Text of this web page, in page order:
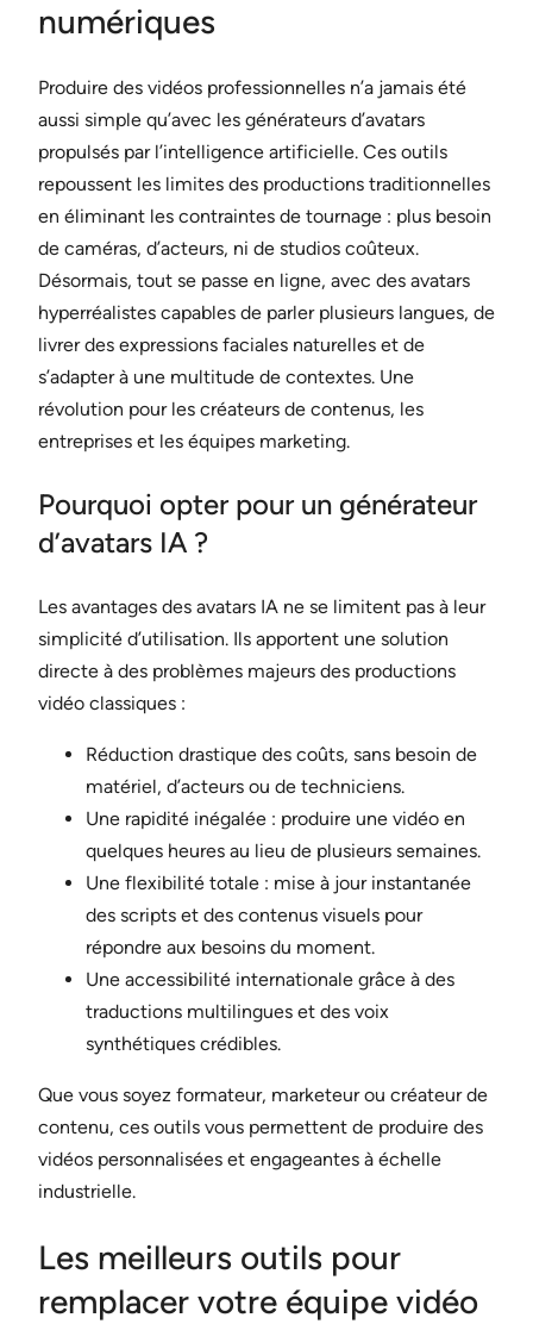
numériques
Produire des vidéos professionnelles n’a jamais été
aussi simple qu’avec les générateurs d’avatars
propulsés par l’intelligence artificielle. Ces outils
repoussent les limites des productions traditionnelles
en éliminant les contraintes de tournage : plus besoin
de caméras, d’acteurs, ni de studios coûteux.
Désormais, tout se passe en ligne, avec des avatars
hyperréalistes capables de parler plusieurs langues, de
livrer des expressions faciales naturelles et de
s’adapter à une multitude de contextes. Une
révolution pour les créateurs de contenus, les
entreprises et les équipes marketing.
Pourquoi opter pour un générateur
d’avatars IA ?
Les avantages des avatars IA ne se limitent pas à leur
simplicité d’utilisation. Ils apportent une solution
directe à des problèmes majeurs des productions
vidéo classiques :
Réduction drastique des coûts, sans besoin de
matériel, d’acteurs ou de techniciens.
Une rapidité inégalée : produire une vidéo en
quelques heures au lieu de plusieurs semaines.
Une flexibilité totale : mise à jour instantanée
des scripts et des contenus visuels pour
répondre aux besoins du moment.
Une accessibilité internationale grâce à des
traductions multilingues et des voix
synthétiques crédibles.
Que vous soyez formateur, marketeur ou créateur de
contenu, ces outils vous permettent de produire des
vidéos personnalisées et engageantes à échelle
industrielle.
Les meilleurs outils pour
remplacer votre équipe vidéo